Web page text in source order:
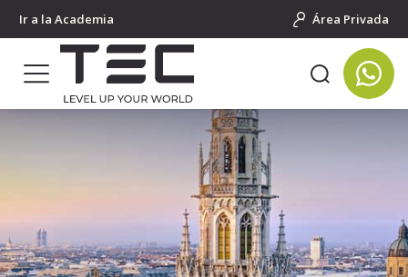
Ir a la Academia Área Privada
Cursos de idiomas para jóvenes
Salidas Individuales al Extranjero